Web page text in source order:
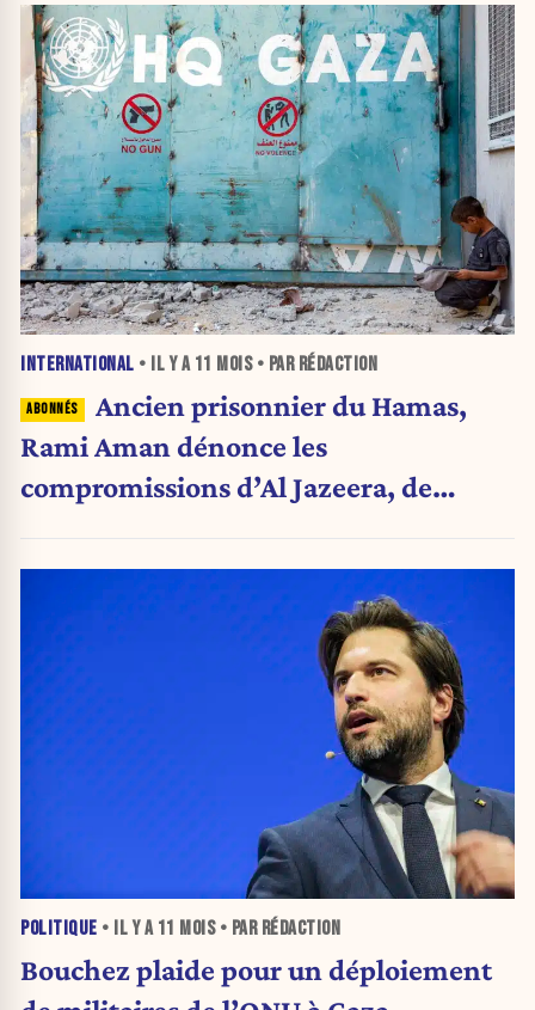
INTERNATIONAL • IL Y A 11 MOIS• PAR RÉDACTION
Ancien prisonnier du Hamas,
Rami Aman dénonce les
compromissions d’Al Jazeera, de
POLITIQUE • IL Y A 11 MOIS• PAR RÉDACTION
Bouchez plaide pour un déploiement